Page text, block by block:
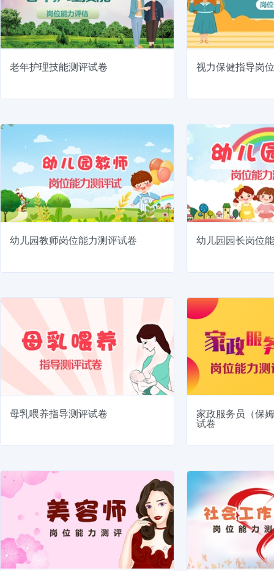
老年护理技能测评试卷 视力保健指导岗
幼儿园教师岗位能力测评试卷 幼儿园园长岗位
母乳喂养指导测评试卷 家政服务员（保
试卷